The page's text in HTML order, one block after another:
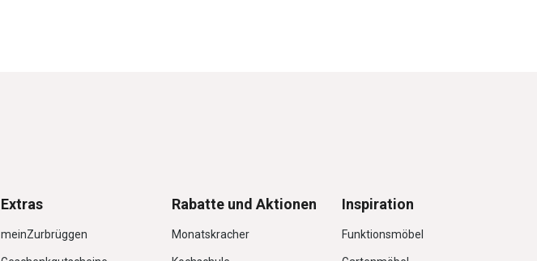
Extras
meinZurbrüggen
Rabatte und Aktionen
Monatskracher
Inspiration
Funktionsmöbel